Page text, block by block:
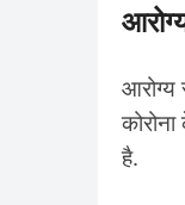
आरोग्य
है.